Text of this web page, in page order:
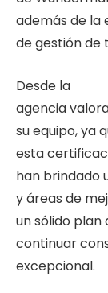
además de la
de gestión de
Desde la
agencia
su equipo, ya
esta
han brindado
y áreas de
un sólido
continuar
excepcional.